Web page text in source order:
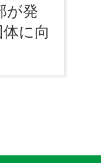
が発
に向